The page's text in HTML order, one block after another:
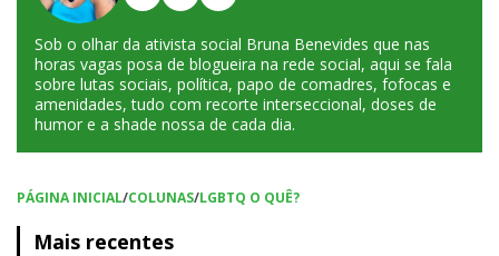
Sob o olhar da ativista social Bruna Benevides que nas
horas vagas posa de blogueira na rede social, aqui se fala
sobre lutas sociais, política, papo de comadres, fofocas e
amenidades, tudo com recorte interseccional, doses de
humor e a shade nossa de cada dia.
PÁGINA INICIAL/COLUNAS/LGBTQ O QUÊ?
Mais recentes